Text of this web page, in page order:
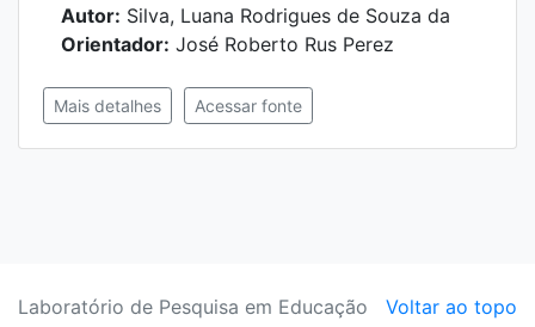
Autor: Silva, Luana Rodrigues de Souza da
Orientador: José Roberto Rus Perez
Mais detalhes Acessar fonte
Voltar ao topo
Laboratório de Pesquisa em Educação